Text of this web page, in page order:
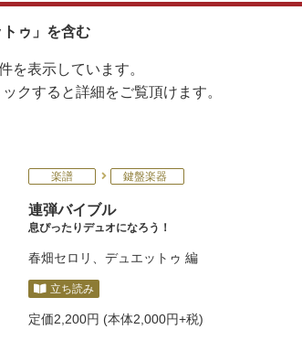
ゥ」を含む
を表示しています。
クすると詳細をご覧頂けます。
楽譜 鍵盤楽器
連弾バイブル
息ぴったりデュオになろう！
春畑セロリ デュエットゥ 編
立ち読み
定価2,200円 (本体2,000円+税)